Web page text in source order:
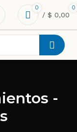
0 0
/ $ 0,00
-